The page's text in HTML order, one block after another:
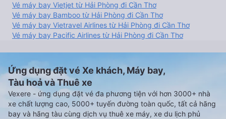
Vé máy bay Vietjet từ Hải Phòng đi Cần Thơ
Vé máy bay Bamboo từ Hải Phòng đi Cần Thơ
Vé máy bay Vietravel Airlines từ Hải Phòng đi Cần Thơ
Vé máy bay Pacific Airlines từ Hải Phòng đi Cần Thơ
Ứng dụng đặt vé Xe khách, Máy bay,
Tàu hoả và Thuê xe
Vexere - ứng dụng đặt vé đa phương tiện với hơn 3000+ nhà
xe chất lượng cao, 5000+ tuyến đường toàn quốc, tất cả hãng
bay và hãng tàu cùng dịch vụ thuê xe máy, xe du lịch phủ